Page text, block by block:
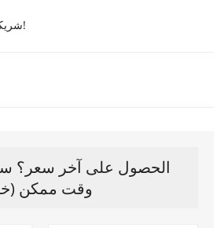
اختر YUEHE ، شريكك الموثوق!
الحصول على آخر سعر؟
وقت ممكن (خلال 12